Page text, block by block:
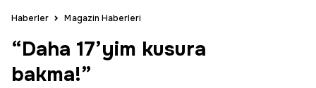
Haberler Magazin Haberleri
“Daha 17’yim kusura
bakma!”